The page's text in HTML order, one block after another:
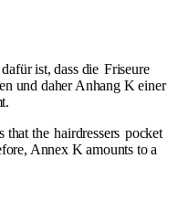
ist, dass die Friseure
und daher Anhang K einer
that the hairdressers pocket
Annex K amounts to a